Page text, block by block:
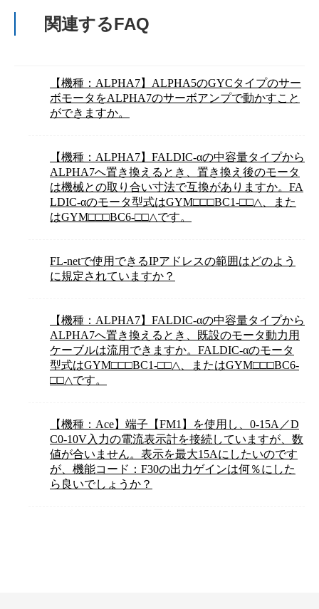
関連するFAQ
【機種：ALPHA7】ALPHA5のGYCタイプのサー
ボモータをALPHA7のサーボアンプで動かすこと
ができますか。
【機種：ALPHA7】FALDIC-αの中容量タイプから
ALPHA7へ置き換えるとき、置き換え後のモータ
は機械との取り合い寸法で互換がありますか。FA
LDIC-αのモータ型式はGYM□□□BC1-□□△、また
はGYM□□□BC6-□□△です。
FL-netで使用できるIPアドレスの範囲はどのよう
に規定されていますか？
【機種：ALPHA7】FALDIC-αの中容量タイプから
ALPHA7へ置き換えるとき、既設のモータ動力用
ケーブルは流用できますか。FALDIC-αのモータ
型式はGYM□□□BC1-□□△、またはGYM□□□BC6-
□□△です。
【機種：Ace】端子【FM1】を使用し、0-15A／D
C0-10V入力の電流表示計を接続していますが、数
値が合いません。表示を最大15Aにしたいのです
が、機能コード：F30の出力ゲインは何％にした
ら良いでしょうか？